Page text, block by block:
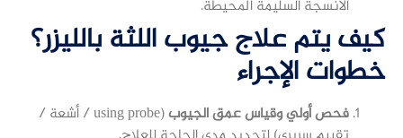
الأنسجة السليمة المحيطة.
كيف يتم علاج جيوب اللثة بالليزر؟
خطوات الإجراء
فحص أولي وقياس عمق الجيوب
(using probe / أشعة /